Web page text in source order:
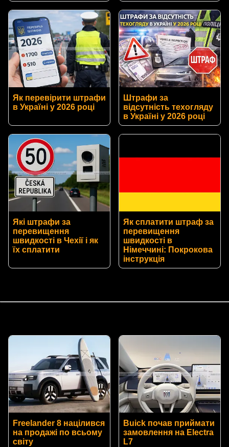
Як перевірити штрафи
в Україні у 2026 році
Штрафи за
відсутність техогляду
в Україні у 2026 році
Які штрафи за
перевищення
швидкості в Чехії і як
їх сплатити
Як сплатити штраф за
перевищення
швидкості в
Німеччині: Покрокова
інструкція
Freelander 8 націлився
на продажі по всьому
світу
Buick почав приймати
замовлення на Electra
L7